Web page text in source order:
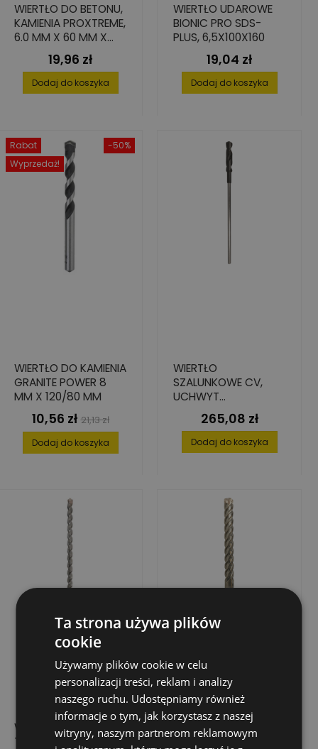
WIERTŁO DO BETONU,
KAMIENIA PROXTREME,
6.0 MM X 60 MM X
125 MMCena
19,96 zł
Dodaj do koszyka
WIERTŁO UDAROWE
BIONIC PRO SDS-
PLUS, 6,5X100X160
Cena
19,04 zł
Dodaj do koszyka
-50%
Rabat
Wyprzedaż!
WIERTŁO DO KAMIENIA
GRANITE POWER 8
MM X 120/80 MM
Cena
10,56 zł Cena
podstawowa
21,13 zł
Dodaj do koszyka
WIERTŁO
SZALUNKOWE CV,
UCHWYT
CYLINDRYCZNY,
26X550/600
Cena
265,08 zł
Dodaj do koszyka
WIERTŁO UDAR.
TRIJET ULTIMATE SDS-
WIERTŁO UDAROWE
4POWER PRO SDS-
Ta strona używa plików
cookie
Używamy plików cookie w celu
personalizacji treści, reklam i analizy
naszego ruchu. Udostępniamy również
informacje o tym, jak korzystasz z naszej
witryny, naszym partnerom reklamowym